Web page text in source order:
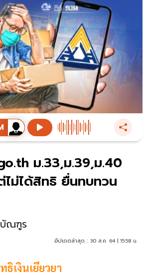
ม.33,ม.39,ม.40
ไม่ได้สิทธิ ยื่นทบทวน
ณฑูร
อัปเดตล่าสุด : 30 ส.ค. 64 | 15:58 น.
เงินเยียวยา